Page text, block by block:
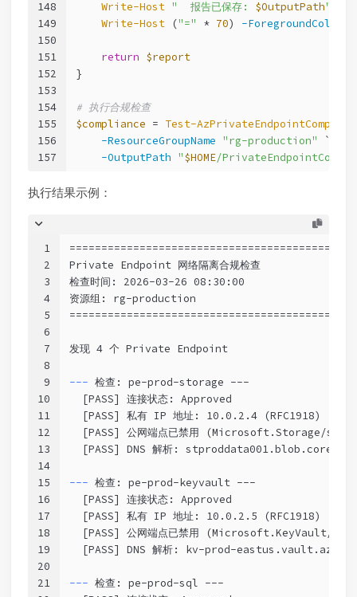
148
149
150
151
152
153
154
155
156
157
Write-Host "  报告已保存: $OutputPath"
Write-Host ("=" * 70) -ForegroundColor
return $report
}
# 执行合规检查
$compliance = Test-
-ResourceGroupName "rg-production" `
-OutputPath "$HOME/
执行结果示例：
1
2
3
4
5
6
7
8
9
10
11
12
13
14
15
16
17
18
19
20
21
Private Endpoint 网络隔离合规检查
检查时间: 2026-03-26 08:30:00
资源组: rg-production
发现 4 个 Private Endpoint
--- 检查: pe-prod-storage ---
  [PASS] 连接状态: Approved
  [PASS] 私有 IP 地址: 10.0.2.4 (RFC1918)
[PASS] 公网端点已禁用 (Microsoft.Storage/
[PASS] DNS 解析:
--- 检查: pe-prod-keyvault ---
  [PASS] 连接状态: Approved
  [PASS] 私有 IP 地址: 10.0.2.5 (RFC1918)
[PASS] 公网端点已禁用 (Microsoft.KeyVault/
[PASS] DNS 解析: kv-prod-
--- 检查: pe-prod-sql ---